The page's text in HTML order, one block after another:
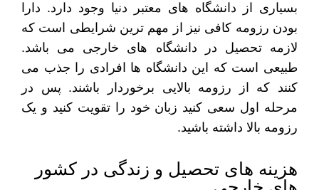
بسیاری از دانشگاه های معتبر دنیا وجود دارد. دارا
بودن رزومه کافی نیز از مهم ترین شرایطی است که
لازمه تحصیل در دانشگاه های خارجی می باشد.
طبیعی است که این دانشگاه ها افرادی را جذب می
کنند که از رزومه بالایی برخوردار باشند. پس در
مرحله اول سعی کنید زبان خود را تقویت کنید و یک
رزومه بالا داشته باشید.
هزینه های تحصیل و زندگی در کشور